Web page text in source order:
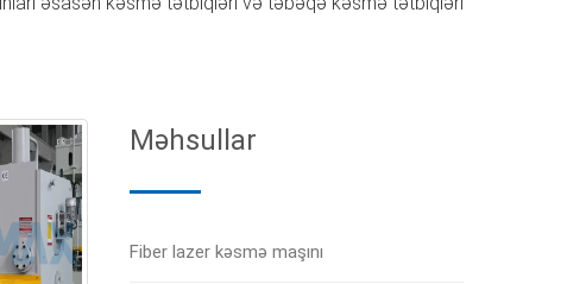
sürətli, səssiz və davamlı işləmə qabiliyyətinə
edirsə, hidravlik qayçı ən yaxşısıdır. Onlar çox baxım
neçə iti bıçaq dəsti ilə təchiz edilmişdir. Bu təbəqə
Məhsullar
Fiber lazer kəsmə maşını